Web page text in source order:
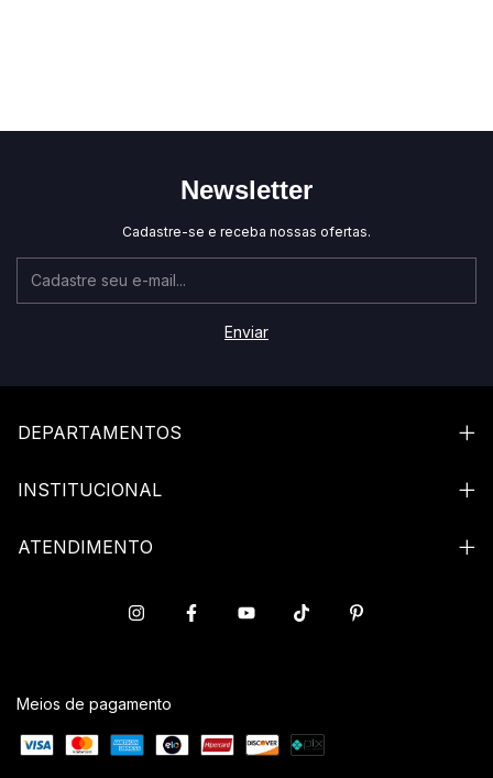
Newsletter
Cadastre-se e receba nossas ofertas.
DEPARTAMENTOS
INSTITUCIONAL
ATENDIMENTO
Meios de pagamento